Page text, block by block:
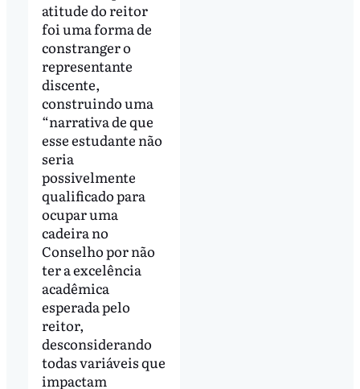
atitude do reitor
foi uma forma de
constranger o
representante
discente,
construindo uma
“narrativa de que
esse estudante não
seria
possivelmente
qualificado para
ocupar uma
cadeira no
Conselho por não
ter a excelência
acadêmica
esperada pelo
reitor,
desconsiderando
todas variáveis que
impactam